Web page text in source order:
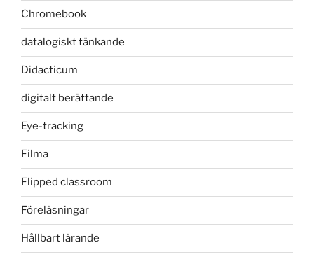
Chromebook
datalogiskt tänkande
Didacticum
digitalt berättande
Eye-tracking
Filma
Flipped classroom
Föreläsningar
Hållbart lärande